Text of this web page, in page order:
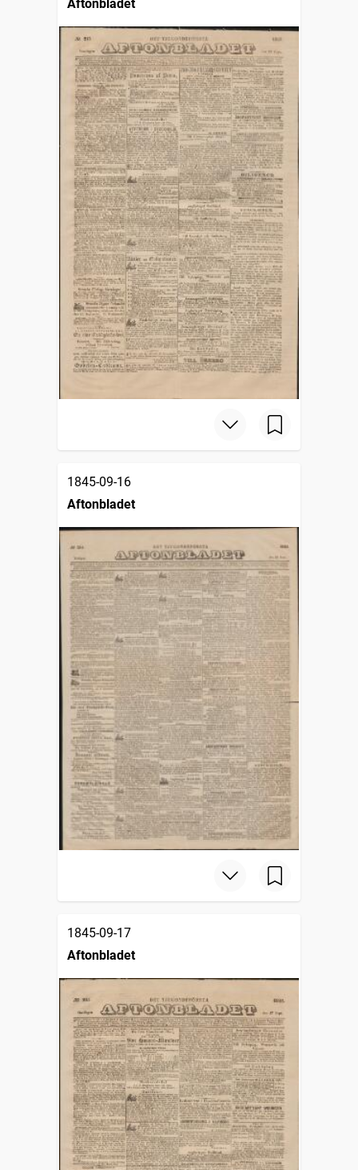
Aftonbladet
1845-09-16
Aftonbladet
1845-09-17
Aftonbladet